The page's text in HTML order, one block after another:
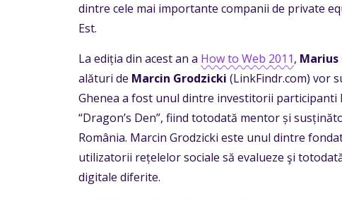
dintre cele mai importante companii de private
Est.
La ediția din acest an a How to Web 2011, Marius
alături de Marcin Grodzicki (LinkFindr.com) vor
Ghenea a fost unul dintre investitorii
“Dragon’s Den”, fiind totodată mentor și
România. Marcin Grodzicki este unul dintre
utilizatorii rețelelor sociale să evalueze şi
digitale diferite.